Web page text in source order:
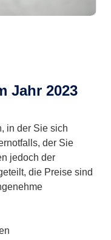
Jahr 2023
in der Sie sich
der Sie
jedoch der
die Preise sind